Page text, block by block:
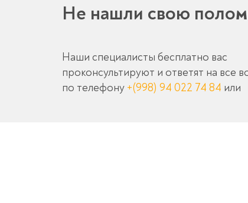
Не нашли свою
Наши специалисты бесплатно вас
проконсультируют и ответят на все
по телефону +(998) 94 022 74 84 или